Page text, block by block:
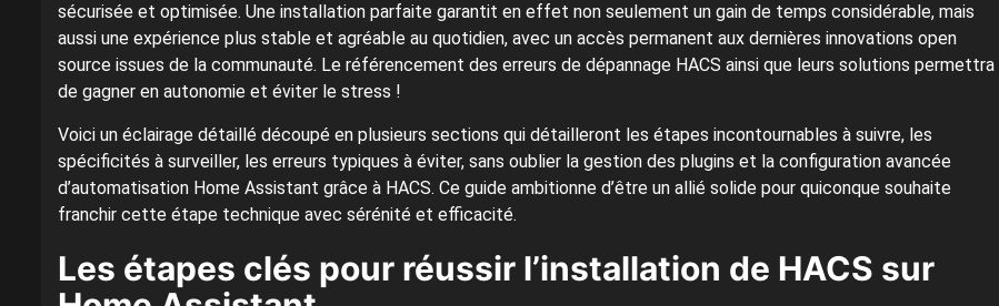
sécurisée et optimisée. Une installation parfaite garantit en effet non seulement un gain de temps considérable, mais
aussi une expérience plus stable et agréable au quotidien, avec un accès permanent aux dernières innovations open
source issues de la communauté. Le référencement des erreurs de dépannage HACS ainsi que leurs solutions permettra
de gagner en autonomie et éviter le stress !
Voici un éclairage détaillé découpé en plusieurs sections qui détailleront les étapes incontournables à suivre, les
spécificités à surveiller, les erreurs typiques à éviter, sans oublier la gestion des plugins et la configuration avancée
d’automatisation Home Assistant grâce à HACS. Ce guide ambitionne d’être un allié solide pour quiconque souhaite
franchir cette étape technique avec sérénité et efficacité.
Les étapes clés pour réussir l’installation de HACS sur